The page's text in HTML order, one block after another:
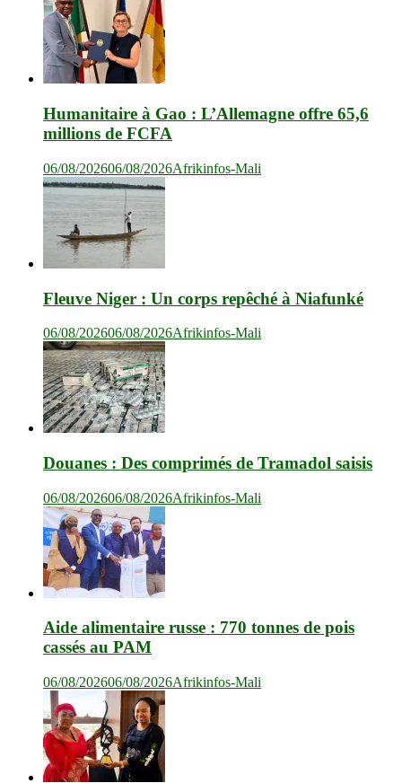
Humanitaire à Gao : L’Allemagne offre 65,6
millions de FCFA
06/08/202606/08/2026Afrikinfos-Mali
Fleuve Niger : Un corps repêché à Niafunké
06/08/202606/08/2026Afrikinfos-Mali
Douanes : Des comprimés de Tramadol saisis
06/08/202606/08/2026Afrikinfos-Mali
Aide alimentaire russe : 770 tonnes de pois
cassés au PAM
06/08/202606/08/2026Afrikinfos-Mali